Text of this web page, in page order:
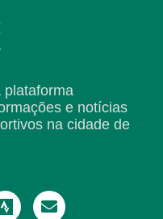
plataforma
e notícias
na cidade de